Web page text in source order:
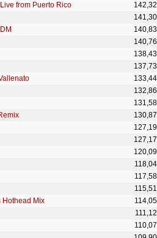
from Puerto Rico
Hothead Mix